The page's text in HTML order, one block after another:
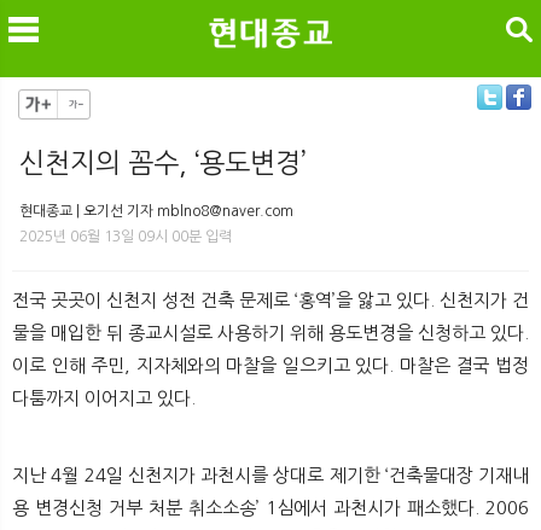
검색
신천지의 꼼수, ‘용도변경’
현대종교 | 오기선 기자 mblno8@naver.com
2025년 06월 13일 09시 00분 입력
전국 곳곳이 신천지 성전 건축 문제로 ‘홍역’을 앓고 있다. 신천지가 건
물을 매입한 뒤 종교시설로 사용하기 위해 용도변경을 신청하고 있다.
이로 인해 주민, 지자체와의 마찰을 일으키고 있다. 마찰은 결국 법정
다툼까지 이어지고 있다.
지난 4월 24일 신천지가 과천시를 상대로 제기한 ‘건축물대장 기재내
용 변경신청 거부 처분 취소소송’ 1심에서 과천시가 패소했다. 2006